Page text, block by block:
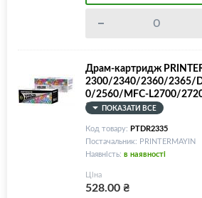
Драм-картридж
2300/2340/2360/2365/
0/2560/MFC-L2700/
375ПОКАЗАТИ ВСЕ
Код товару: PTDR2335
Постачальник: PRINTERMAYIN
Наявність: в наявності
Ціна
528.00₴